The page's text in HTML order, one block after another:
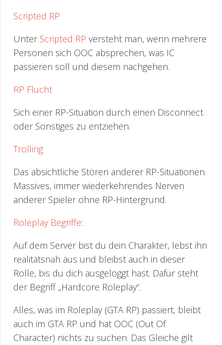
Scripted RP
Unter Scripted RP versteht man, wenn mehrere
Personen sich OOC absprechen, was IC
passieren soll und diesem nachgehen.
RP Flucht
Sich einer RP-Situation durch einen Disconnect
oder Sonstiges zu entziehen.
Trolling
Das absichtliche Stören anderer RP-Situationen.
Massives, immer wiederkehrendes Nerven
anderer Spieler ohne RP-Hintergrund.
Roleplay Begriffe:
Auf dem Server bist du dein Charakter, lebst ihn
realitätsnah aus und bleibst auch in dieser
Rolle, bis du dich ausgeloggt hast. Dafür steht
der Begriff „Hardcore Roleplay“.
Alles, was im Roleplay (GTA RP) passiert, bleibt
auch im GTA RP und hat OOC (Out Of
Character) nichts zu suchen. Das Gleiche gilt